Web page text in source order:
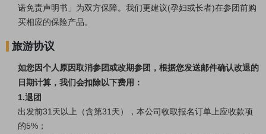
诺免责声明书」为双方保障。我们更建议(孕妇或长者)在参团前购
买相应的保险产品。
旅游协议
如您因个人原因取消参团或改期参团，根据您发送邮件确认改退的
日期计算，我们会扣除以下费用：
1.退团
出发前31天以上（含第31天），本公司收取报名订单上应收款项
的5%；